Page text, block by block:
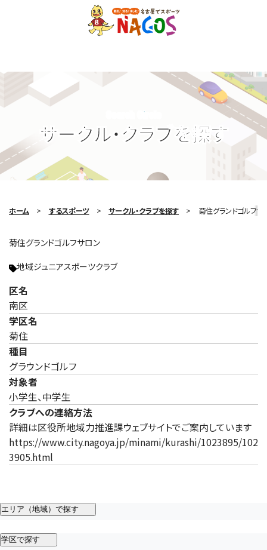
サークル・クラブを探す
Search Circle
ホーム するスポーツ サークル・クラブを探す 菊住グランドゴルフサ
菊住グランドゴルフサロン
地域ジュニアスポーツクラブ
区名
南区
学区名
菊住
種目
グラウンドゴルフ
対象者
小学生、中学生
クラブへの連絡方法
詳細は区役所地域力推進課ウェブサイトでご案内しています
https://www.city.nagoya.jp/minami/kurashi/1023895/102
3905.html
エリア（地域）で探す
学区で探す